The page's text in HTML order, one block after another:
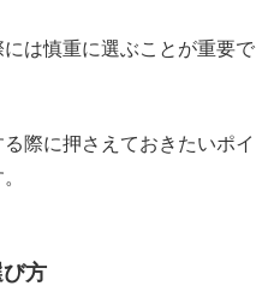
は慎重に選ぶことが重要で
際に押さえておきたいポイ
方